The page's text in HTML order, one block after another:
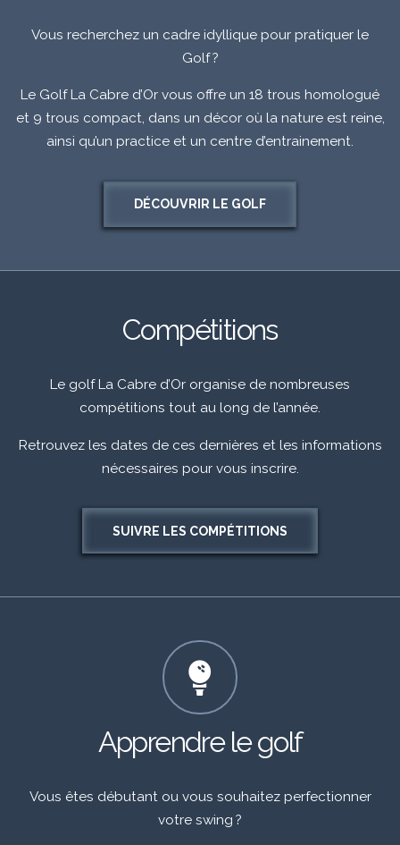
Vous recherchez un cadre idyllique pour pratiquer le
Golf ?
Le Golf La Cabre d’Or vous offre un 18 trous homologué
et 9 trous compact, dans un décor où la nature est reine,
ainsi qu’un practice et un centre d’entrainement.
DÉCOUVRIR LE GOLF
Compétitions
Le golf La Cabre d’Or organise de nombreuses
compétitions tout au long de l’année.
Retrouvez les dates de ces dernières et les informations
nécessaires pour vous inscrire.
SUIVRE LES COMPÉTITIONS
Apprendre le golf
Vous êtes débutant ou vous souhaitez perfectionner
votre swing ?